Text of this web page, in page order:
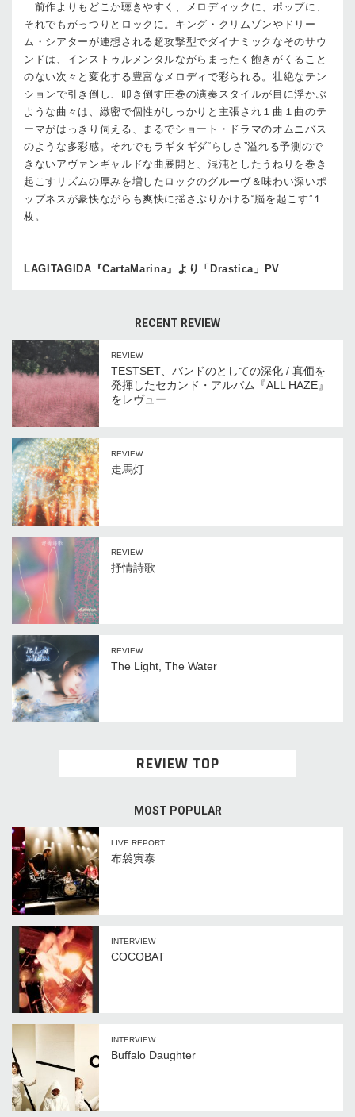
前作よりもどこか聴きやすく、メロディックに、ポップに、
それでもがっつりとロックに。キング・クリムゾンやドリー
ム・シアターが連想される超攻撃型でダイナミックなそのサウ
ンドは、インストゥルメンタルながらまったく飽きがくること
のない次々と変化する豊富なメロディで彩られる。壮絶なテン
ションで引き倒し、叩き倒す圧巻の演奏スタイルが目に浮かぶ
ような曲々は、緻密で個性がしっかりと主張され１曲１曲のテ
ーマがはっきり伺える、まるでショート・ドラマのオムニバス
のような多彩感。それでもラギタギダ“らしさ”溢れる予測ので
きないアヴァンギャルドな曲展開と、混沌としたうねりを巻き
起こすリズムの厚みを増したロックのグルーヴ＆味わい深いポ
ップネスが豪快ながらも爽快に揺さぶりかける“脳を起こす”１
枚。
LAGITAGIDA『CartaMarina』より「Drastica」PV
RECENT REVIEW
REVIEW
TESTSET、バンドのとしての深化 / 真価を
発揮したセカンド・アルバム『ALL HAZE』
をレヴュー
REVIEW
走馬灯
REVIEW
抒情詩歌
REVIEW
The Light, The Water
REVIEW TOP
MOST POPULAR
LIVE REPORT
布袋寅泰
INTERVIEW
COCOBAT
INTERVIEW
Buffalo Daughter